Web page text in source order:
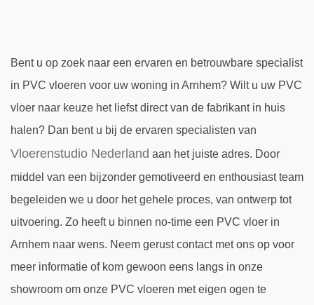
Bent u op zoek naar een ervaren en betrouwbare specialist
in PVC vloeren voor uw woning in Arnhem? Wilt u uw PVC
vloer naar keuze het liefst direct van de fabrikant in huis
halen? Dan bent u bij de ervaren specialisten van
Vloerenstudio Nederland aan het juiste adres. Door
middel van een bijzonder gemotiveerd en enthousiast team
begeleiden we u door het gehele proces, van ontwerp tot
uitvoering. Zo heeft u binnen no-time een PVC vloer in
Arnhem naar wens. Neem gerust contact met ons op voor
meer informatie of kom gewoon eens langs in onze
showroom om onze PVC vloeren met eigen ogen te